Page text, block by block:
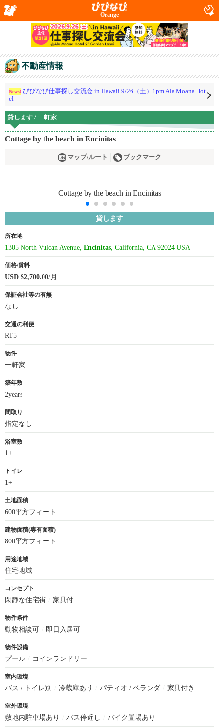
Orange
不動産情報
News! びびなび仕事探し交流会 in Hawaii 9/26（土）1pm Ala Moana Hot
el
貸します / 一軒家
Cottage by the beach in Encinitas
マップ/ルート ブックマーク
貸します
所在地
1305 North Vulcan Avenue, Encinitas, California, CA 92024 USA
価格/賃料
USD $2,700.00/月
保証会社等の有無
なし
交通の利便
RT5
物件
一軒家
築年数
2years
間取り
指定なし
浴室数
1+
トイレ
1+
土地面積
600平方フィート
建物面積(専有面積)
800平方フィート
用途地域
住宅地域
コンセプト
閑静な住宅街 家具付
物件条件
動物相談可 即日入居可
物件設備
プール コインランドリー
室内環境
バス / トイレ別 冷蔵庫あり パティオ / ベランダ 家具付き
室外環境
敷地内駐車場あり バス停近し バイク置場あり